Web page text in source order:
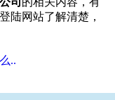
陆网站了解清楚，
..